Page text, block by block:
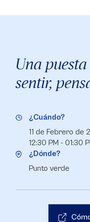
Una
sentir,
¿Cuándo?
11 de Febrero de
12:30 PM - 01:30
¿Dónde?
Punto verde